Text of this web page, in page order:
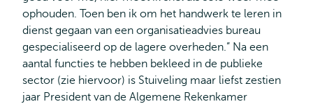
ophouden. Toen ben ik om het handwerk te leren in
dienst gegaan van een organisatieadvies bureau
gespecialiseerd op de lagere overheden.” Na een
aantal functies te hebben bekleed in de publieke
sector (zie hiervoor) is Stuiveling maar liefst zestien
jaar President van de Algemene Rekenkamer